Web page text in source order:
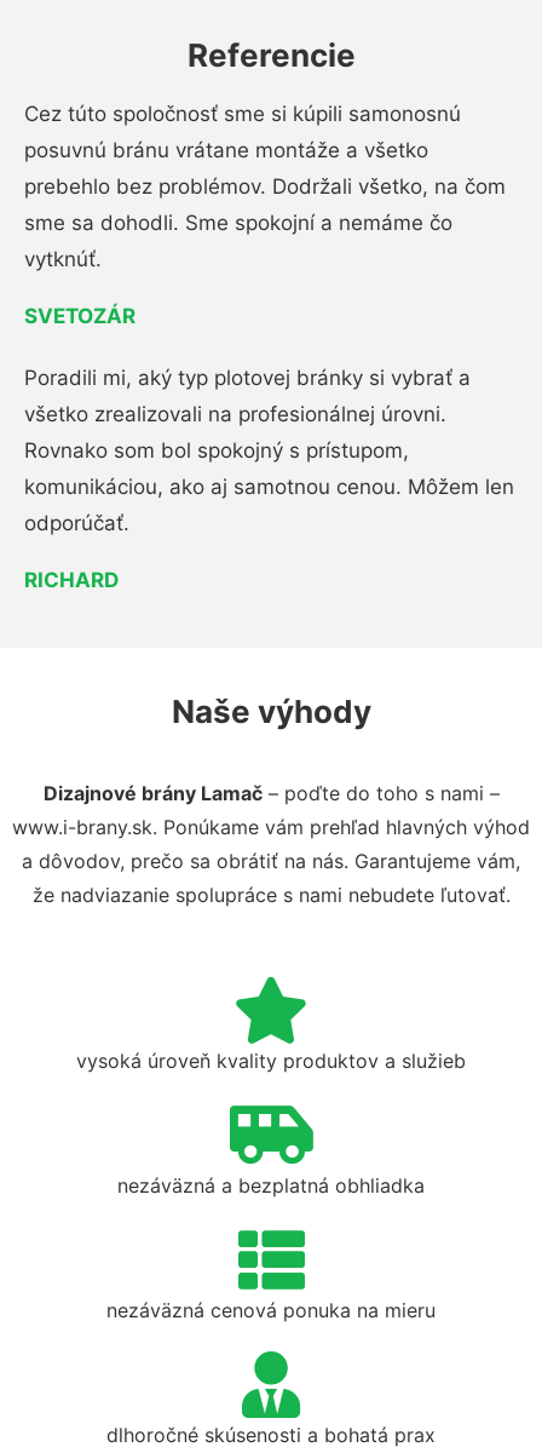
Referencie
Cez túto spoločnosť sme si kúpili samonosnú
posuvnú bránu vrátane montáže a všetko
prebehlo bez problémov. Dodržali všetko, na čom
sme sa dohodli. Sme spokojní a nemáme čo
vytknúť.
SVETOZÁR
Poradili mi, aký typ plotovej bránky si vybrať a
všetko zrealizovali na profesionálnej úrovni.
Rovnako som bol spokojný s prístupom,
komunikáciou, ako aj samotnou cenou. Môžem len
odporúčať.
RICHARD
Naše výhody
Dizajnové brány Lamač– poďte do toho s nami –
www.i-brany.sk. Ponúkame vám prehľad hlavných výhod
a dôvodov, prečo sa obrátiť na nás. Garantujeme vám,
že nadviazanie spolupráce s nami nebudete ľutovať.
vysoká úroveň kvality produktov a služieb
nezáväzná a bezplatná obhliadka
nezáväzná cenová ponuka na mieru
dlhoročné skúsenosti a bohatá prax